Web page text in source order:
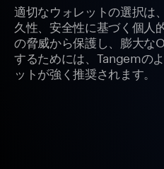
適切なウォレットの選択は
久性、安全性に基づく個人
の脅威から保護し、膨大な
するためには、Tangemの
ットが強く推奨されます。